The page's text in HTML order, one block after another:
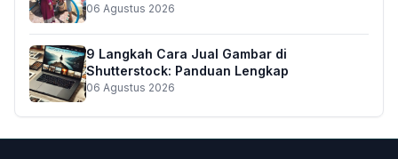
06 Agustus 2026
9 Langkah Cara Jual Gambar di
Shutterstock: Panduan Lengkap
06 Agustus 2026